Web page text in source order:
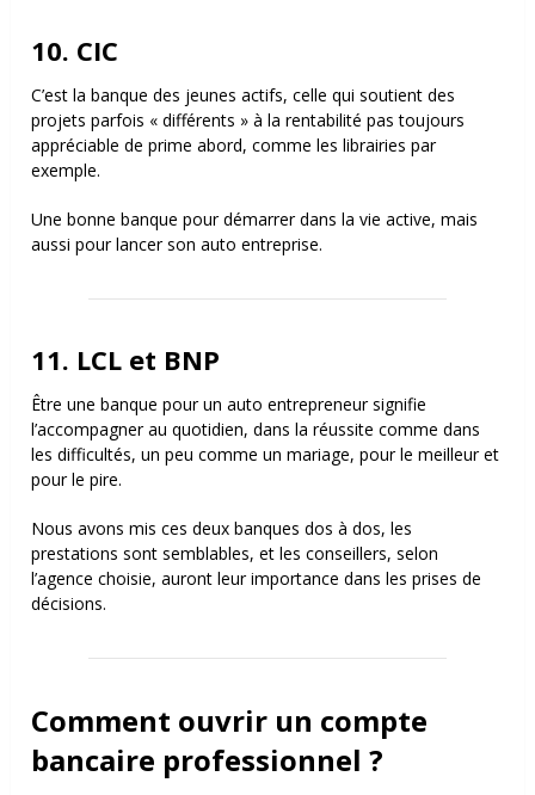
10. CIC
C’est la banque des jeunes actifs, celle qui soutient des
projets parfois « différents » à la rentabilité pas toujours
appréciable de prime abord, comme les librairies par
exemple.
Une bonne banque pour démarrer dans la vie active, mais
aussi pour lancer son auto entreprise.
11. LCL et BNP
Être une banque pour un auto entrepreneur signifie
l’accompagner au quotidien, dans la réussite comme dans
les difficultés, un peu comme un mariage, pour le meilleur et
pour le pire.
Nous avons mis ces deux banques dos à dos, les
prestations sont semblables, et les conseillers, selon
l’agence choisie, auront leur importance dans les prises de
décisions.
Comment ouvrir un compte
bancaire professionnel ?